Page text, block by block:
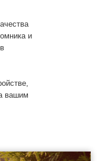
и
вашим